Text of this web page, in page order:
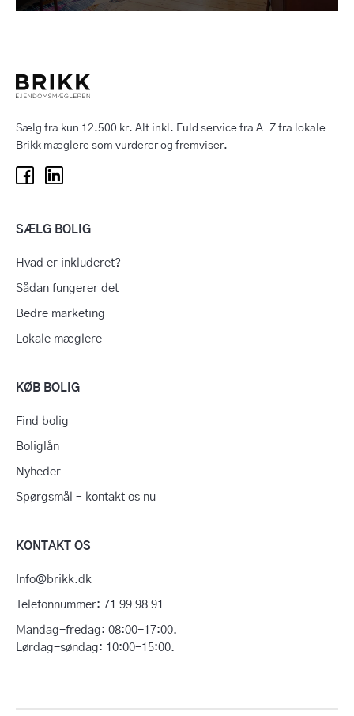
Sælg fra kun 12.500 kr. Alt inkl. Fuld service fra A-Z fra lokale
Brikk mæglere som vurderer og fremviser.
SÆLG BOLIG
Hvad er inkluderet?
Sådan fungerer det
Bedre marketing
Lokale mæglere
KØB BOLIG
Find bolig
Boliglån
Nyheder
Spørgsmål – kontakt os nu
KONTAKT OS
Info@brikk.dk
Telefonnummer: 71 99 98 91
Mandag-fredag: 08:00-17:00.
Lørdag-søndag: 10:00-15:00.